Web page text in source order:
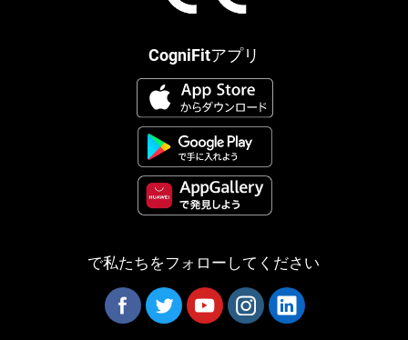
CogniFitアプリ
で私たちをフォローしてください